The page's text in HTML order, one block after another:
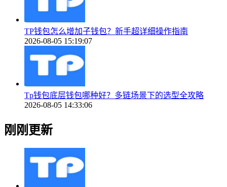
TP钱包怎么增加子钱包？新手超详细操作指南
2026-08-05 15:19:07
Tp钱包底层钱包哪种好？多链场景下的选型全攻略
2026-08-05 14:33:06
刚刚更新